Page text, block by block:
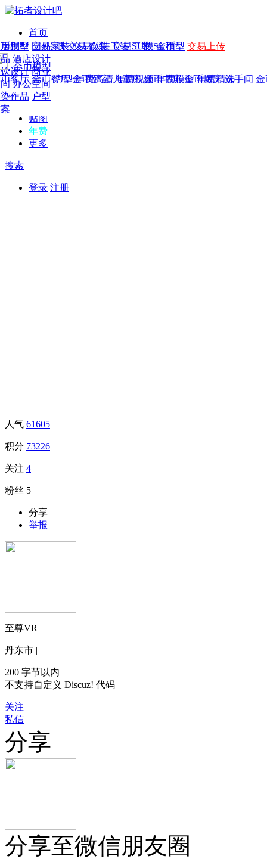
首页
发现
年费 作品 图纸 交易 软装 工装 SU模 金币
年费版块
费图纸 年费户型 年费高清 年费视频 年费模型 年费精选
作品
别墅 国外
酒店设计
设计 商业
办公空间
作品 户型
模型
模型 交易家装 交易软装 交易工装 SU模型 交易上传
金币模型
客厅 金币餐厅 金币卧室 儿童房 金币书房 金币厨房 洗手间 金
CAD
概念
贴图
年费
更多
搜索
登录 注册
人气 61605
积分 73226
关注 4
粉丝 5
分享
举报
至尊VR
丹东市 |
200 字节以内
不支持自定义 Discuz! 代码
关注
私信
分享
分享至微信朋友圈